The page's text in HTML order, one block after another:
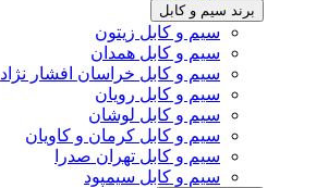
برند سیم و کابل
سیم و کابل زیتون
سیم و کابل همدان
سیم و کابل خراسان افشار نژاد
سیم و کابل رویان
سیم و کابل لوشان
سیم و کابل کرمان و کاویان
سیم و کابل تهران صدرا
سیم و کابل سیمپود